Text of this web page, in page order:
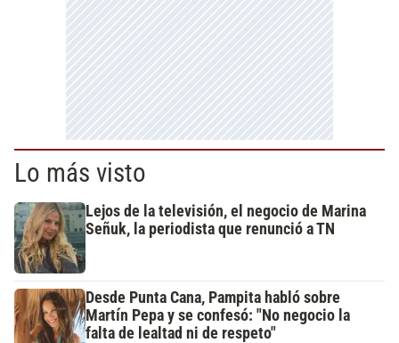
Lo más visto
Lejos de la televisión, el negocio de Marina
Señuk, la periodista que renunció a TN
Desde Punta Cana, Pampita habló sobre
Martín Pepa y se confesó: "No negocio la
falta de lealtad ni de respeto"